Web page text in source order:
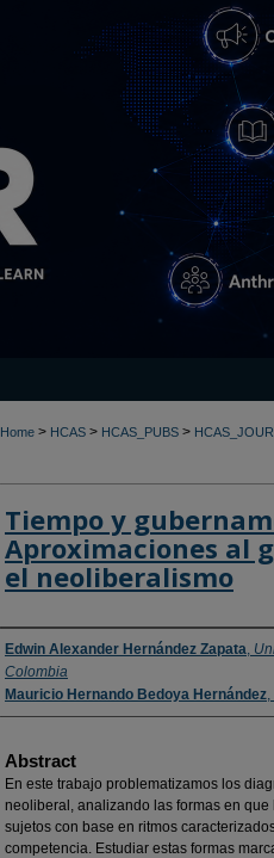
Home > HCAS > HCAS_PUBS >
Tiempo y
Aproximaciones al
el neoliberalismo
Authors
Edwin Alexander Hernández Zapata,
Colombia
Mauricio Hernando Bedoya Hernández,
Abstract
En este trabajo problematizamos los
neoliberal, analizando las formas en
sujetos con base en ritmos
competencia. Estudiar estas formas